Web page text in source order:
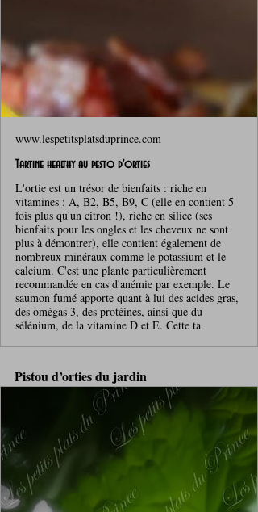
www.lespetitsplatsduprince.com
Tartine healthy au pesto d'orties
L'ortie est un trésor de bienfaits : riche en
vitamines : A, B2, B5, B9, C (elle en contient 5
fois plus qu'un citron !), riche en silice (ses
bienfaits pour les ongles et les cheveux ne sont
plus à démontrer), elle contient également de
nombreux minéraux comme le potassium et le
calcium. C'est une plante particulièrement
recommandée en cas d'anémie par exemple. Le
saumon fumé apporte quant à lui des acides gras,
des omégas 3, des protéines, ainsi que du
sélénium, de la vitamine D et E. Cette ta
Pistou d’orties du jardin